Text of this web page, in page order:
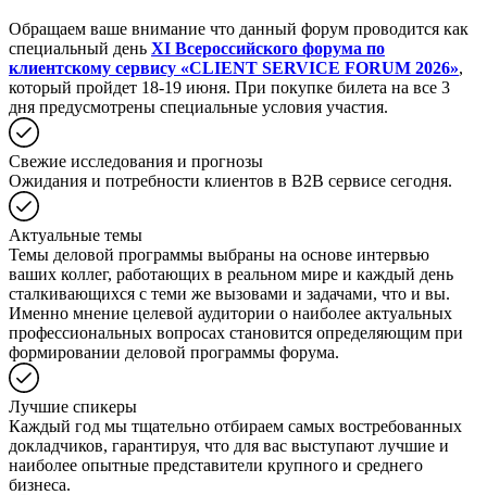
Обращаем ваше внимание что данный форум проводится как
специальный день XI Всероссийского форума по
клиентскому сервису «CLIENT SERVICE FORUM 2026»,
который пройдет 18-19 июня. При покупке билета на все 3
дня предусмотрены специальные условия участия.
Свежие исследования и прогнозы
Ожидания и потребности клиентов в B2B сервисе сегодня.
Актуальные темы
Темы деловой программы выбраны на основе интервью
ваших коллег, работающих в реальном мире и каждый день
сталкивающихся с теми же вызовами и задачами, что и вы.
Именно мнение целевой аудитории о наиболее актуальных
профессиональных вопросах становится определяющим при
формировании деловой программы форума.
Лучшие спикеры
Каждый год мы тщательно отбираем самых востребованных
докладчиков, гарантируя, что для вас выступают лучшие и
наиболее опытные представители крупного и среднего
бизнеса.